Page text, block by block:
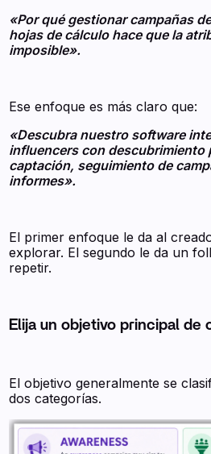
«Por qué gestionar campañas
hojas de cálculo hace que la
imposible».
Ese enfoque es más claro que:
«Descubra nuestro software
influencers con descubrimiento
captación, seguimiento de
informes».
El primer enfoque le da al
explorar. El segundo le da un
repetir.
Elija un objetivo principal de
El objetivo generalmente se
dos categorías.